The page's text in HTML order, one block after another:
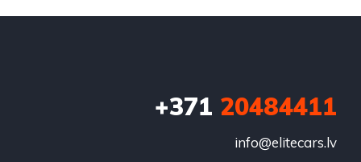
+371 20484411
info@elitecars.lv